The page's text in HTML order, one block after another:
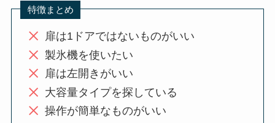
特徴まとめ
扉は1ドアではないものがいい
製氷機を使いたい
扉は左開きがいい
大容量タイプを探している
操作が簡単なものがいい